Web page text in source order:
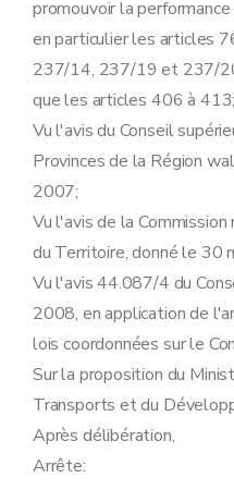
promouvoir la
en particulier les articles
237/14, 237/19 et 237/
que les articles 406 à 413;
Vu l'avis du Conseil
Provinces de la Région
2007;
Vu l'avis de la
du Territoire, donné le 30
Vu l'avis 44.087/4 du
2008, en application de
lois coordonnées sur le
Sur la proposition du
Transports et du
Après délibération,
Arrête: